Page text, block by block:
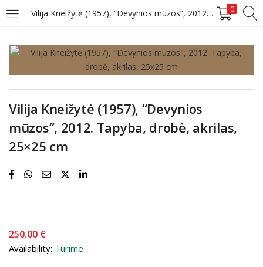
Vilija Kneižytė (1957), “Devynios mūzos”, 2012. Tapyba, drobė, akrilas, 25×25 cm 0
PRISIJUNGTI REGISTRUOTIS
Norėdami prisijungti, įveskite savo vartotojo vardą ir slaptažodį.
Prisimink mane
Vilija Kneižytė (1957), “Devynios
mūzos”, 2012. Tapyba, drobė, akrilas,
25×25 cm
250.00 €
Availability: Turime